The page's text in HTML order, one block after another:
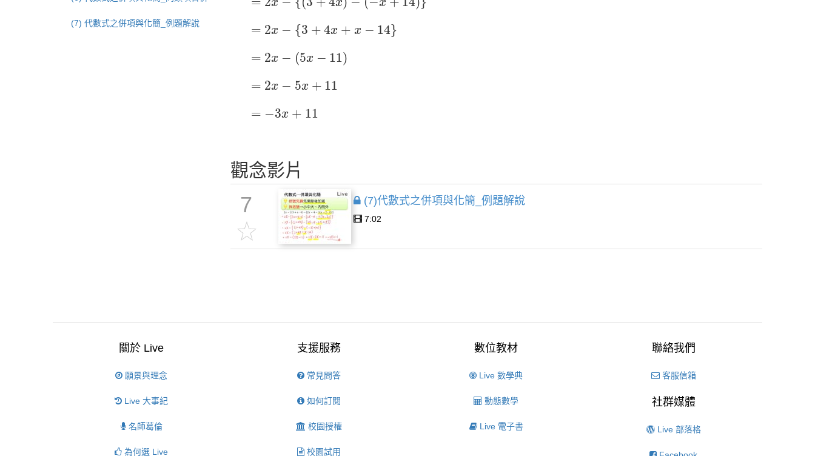
x x x
= 2x − {3 + 4x + x − 14}
2x− +4x + x−14
= 2x − (5x − 11)
2x− x−11
= 2x − 5x + 11
=2x− +11
= −3x + 11
=− x+11
觀念影片
7 (7)代數式之併項與化簡_例題解說
7:02
(7) 代數式之併項與化簡_例題解說
關於 Live
願景與理念
Live 大事紀
名師葛倫
為何選 Live
支援服務
常見問答
如何訂閱
校園授權
校園試用
數位教材
Live 數學典
動態數學
Live 電子書
聯絡我們
客服信箱
社群媒體
Live 部落格